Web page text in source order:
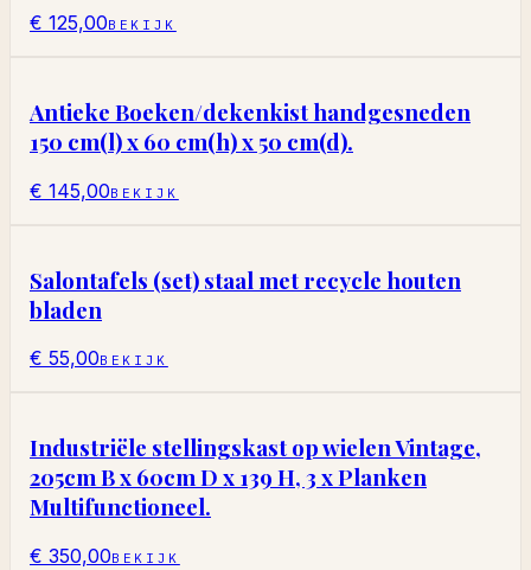
€ 125,00BEKIJK
Antieke Boeken/dekenkist handgesneden
150 cm(l) x 60 cm(h) x 50 cm(d).
€ 145,00BEKIJK
Salontafels (set) staal met recycle houten
bladen
€ 55,00BEKIJK
Industriële stellingskast op wielen Vintage,
205cm B x 60cm D x 139 H, 3 x Planken
Multifunctioneel.
€ 350,00BEKIJK